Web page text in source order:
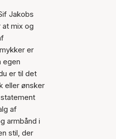
Jakobs
mix og
er
egen
er til det
eller ønsker
af
armbånd i
stil, der